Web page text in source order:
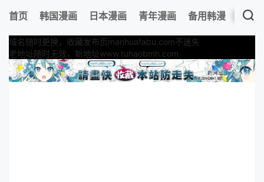
首页 韩国漫画 日本漫画 青年漫画 备用韩漫 最新
域名随时更换，收藏发布页manhuafabu.com不迷失
老地址随时无效，新地址www.tuhaobmh.com